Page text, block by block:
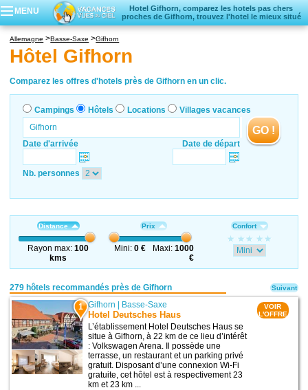
MENU
Hotel Gifhorn, comparez les hotels pas chers
proches de Gifhorn, trouvez l'hotel le mieux situé
Locations vacances
Villages vacances
Allemagne Basse-Saxe Gifhorn
Hôtel Gifhorn
Comparez les offres d'hotels près de Gifhorn en un clic.
Campings Hôtels Locations Villages vacances
Date d'arrivée Date de départ
GO !
Nb. personnes
Distance
Rayon max:100
kms
Prix
Mini: 0 € Maxi:1000
€
Confort
279 hôtels recommandés près de Gifhorn
1 Gifhorn | Basse-Saxe
Hotel Deutsches Haus
L’établissement Hotel Deutsches Haus se
situe à Gifhorn, à 22 km de ce lieu d’intérêt
: Volkswagen Arena. Il possède une
terrasse, un restaurant et un parking privé
gratuit. Disposant d’une connexion Wi-Fi
gratuite, cet hôtel est à respectivement 23
km et 23 km ...
VOIR
L'OFFRE
Suivant